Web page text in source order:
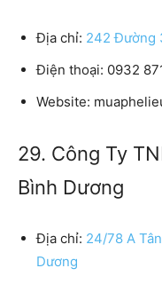
Địa chỉ: 242 Đường
Điện thoại: 0932
Website:
29. Công Ty
Bình Dương
Địa chỉ: 24/78 A
Dương